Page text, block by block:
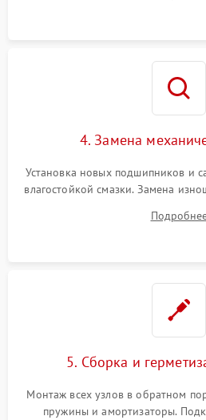
4. Замена
Установка новых подшипников и
влагостойкой смазки. Замена
или поврежденной
5. Сборка и
Монтаж всех узлов в обратном
пружины и амортизаторы.